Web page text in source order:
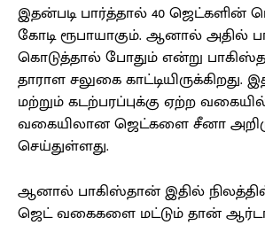
இதன்படி பார்த்தால் 40 ஜெட்களின்
கோடி ரூபாயாகும். ஆனால் அதில்
கொடுத்தால் போதும் என்று
தாராள சலுகை காட்டியிருக்கிறது.
மற்றும் கடற்பரப்புக்கு ஏற்ற
வகையிலான ஜெட்களை சீனா
செய்துள்ளது.
ஆனால் பாகிஸ்தான் இதில் நிலத்தில்
ஜெட் வகைகளை மட்டும் தான்